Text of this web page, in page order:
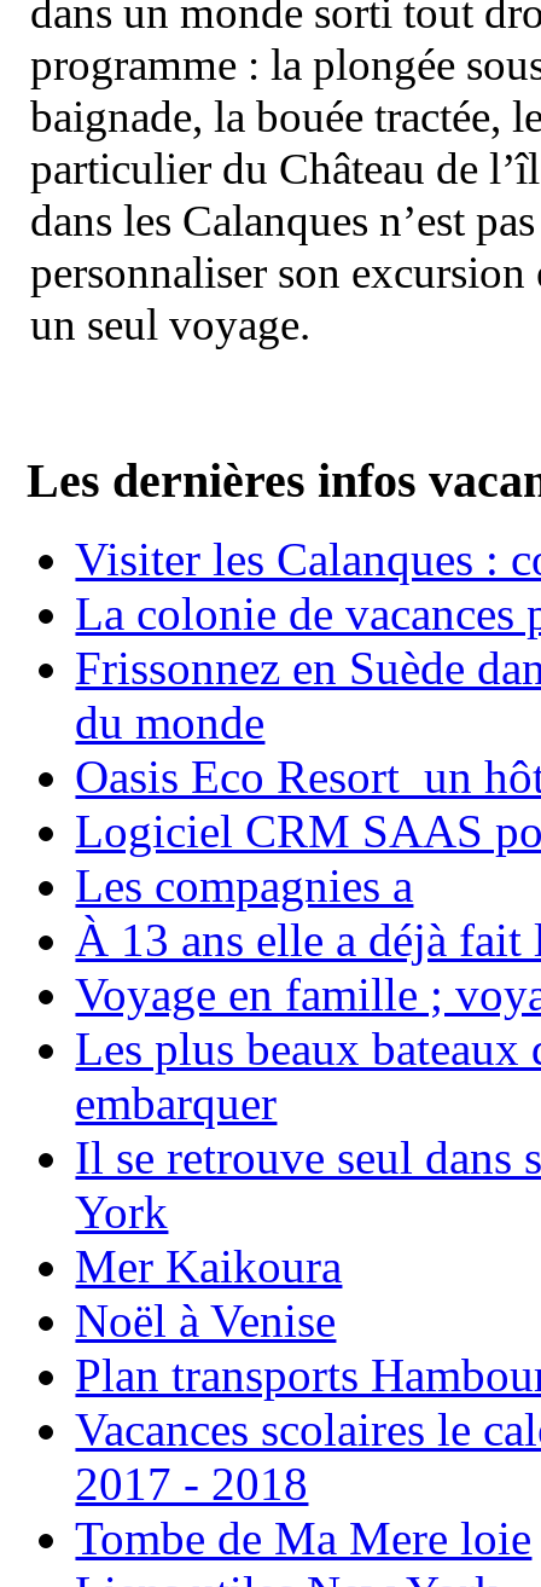
dans un monde sorti tout
programme : la plongée
baignade, la bouée tractée,
particulier du Château de
dans les Calanques n’est
personnaliser son
un seul voyage.
Les dernières infos
Visiter les Calanques :
La colonie de vacances
Frissonnez en Suède
du monde
Oasis Eco Resort un
Logiciel CRM SAAS
Les compagnies a
À 13 ans elle a déjà
Voyage en famille ;
Les plus beaux bateaux
embarquer
Il se retrouve seul dans
York
Mer Kaikoura
Noël à Venise
Plan transports
Vacances scolaires le
2017 - 2018
Tombe de Ma Mere loie